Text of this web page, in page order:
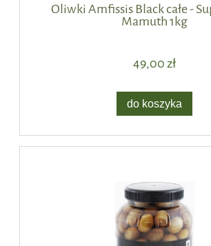
Oliwki Amfissis Black całe -
Mamuth 1kg
49,00 zł
do koszyka